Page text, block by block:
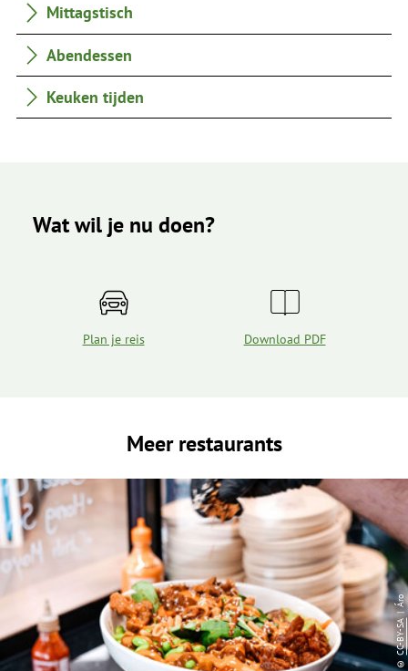
Mittagstisch
Abendessen
Keuken tijden
Wat wil je nu doen?
Plan je reis Download PDF
Meer restaurants
©
CC-BY-SA
| Áro